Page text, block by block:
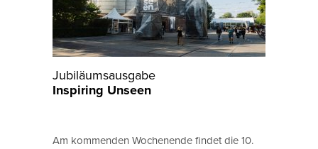
Jubiläumsausgabe
Inspiring Unseen
Am kommenden Wochenende findet die 10.